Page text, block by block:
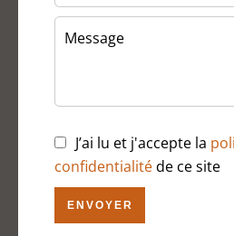
J’ai lu et j'accepte la
confidentialitéde ce site
ENVOYER